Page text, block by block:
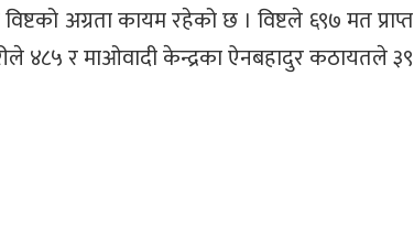
अग्रता कायम रहेको छ । विष्टले ६९७ मत प्राप्त
४८५ र माओवादी केन्द्रका ऐनबहादुर कठायतले ३९